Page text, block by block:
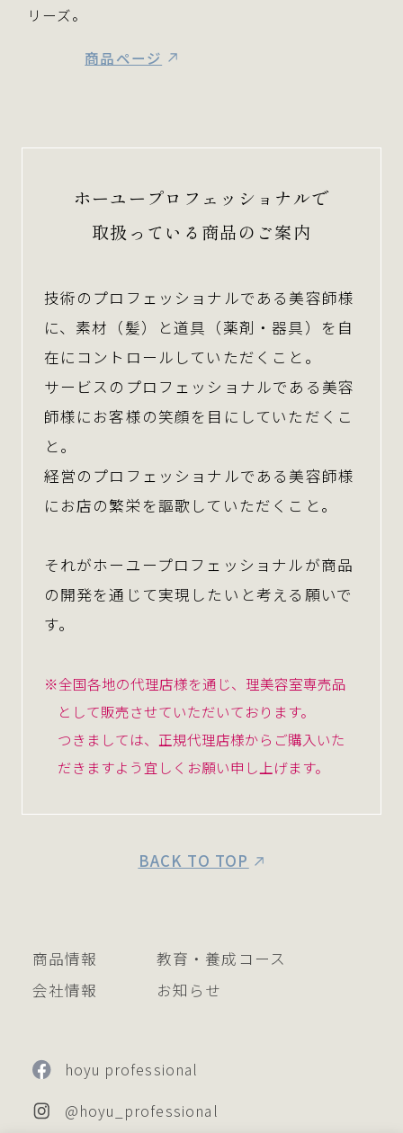
リーズ。
商品ページ
ホーユープロフェッショナルで
取扱っている商品のご案内
技術のプロフェッショナルである美容師様
に、素材（髪）と道具（薬剤・器具）を自
在にコントロールしていただくこと。
サービスのプロフェッショナルである美容
師様にお客様の笑顔を目にしていただくこ
と。
経営のプロフェッショナルである美容師様
にお店の繁栄を謳歌していただくこと。
それがホーユープロフェッショナルが商品
の開発を通じて実現したいと考える願いで
す。
※全国各地の代理店様を通じ、理美容室専売品
として販売させていただいております。
つきましては、正規代理店様からご購入いた
だきますよう宜しくお願い申し上げます。
BACK TO TOP
商品情報
教育・養成コース
会社情報
お知らせ
hoyu professional
@hoyu_professional